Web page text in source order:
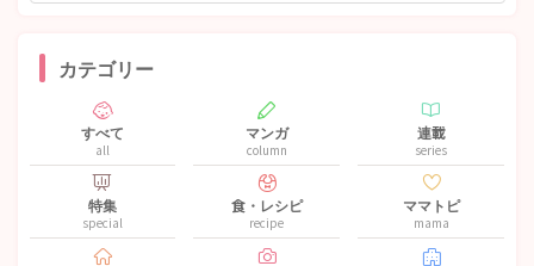
カテゴリー
すべて
all
マンガ
column
連載
series
特集
special
食・レシピ
recipe
ママトピ
mama